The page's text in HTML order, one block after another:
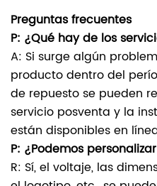
Preguntas frecuentes
P: ¿Qué hay de los
A: Si surge algún
producto dentro del
de repuesto se pueden
servicio posventa y la
están disponibles en
P: ¿Podemos
R: Sí, el voltaje, las